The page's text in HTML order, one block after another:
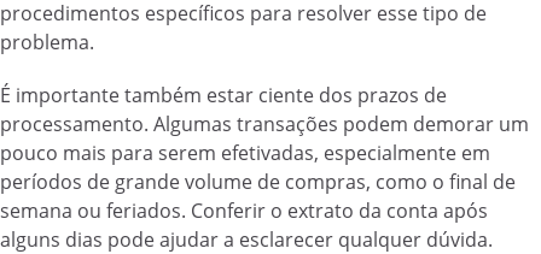
procedimentos específicos para resolver esse tipo de
problema.
É importante também estar ciente dos prazos de
processamento. Algumas transações podem demorar um
pouco mais para serem efetivadas, especialmente em
períodos de grande volume de compras, como o final de
semana ou feriados. Conferir o extrato da conta após
alguns dias pode ajudar a esclarecer qualquer dúvida.